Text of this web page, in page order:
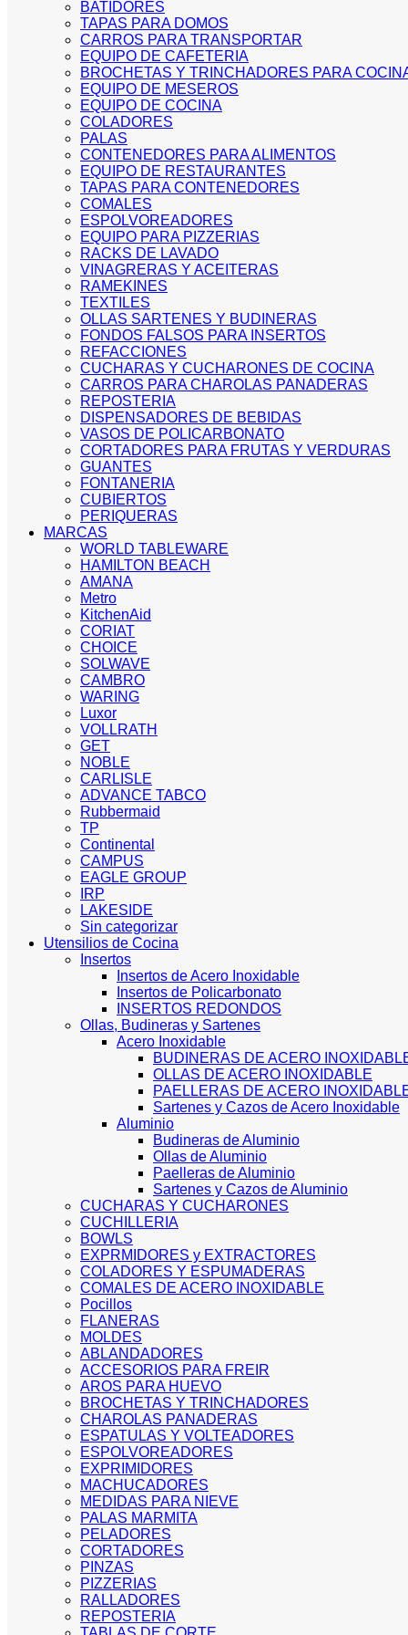
BATIDORES
TAPAS PARA DOMOS
CARROS PARA TRANSPORTAR
EQUIPO DE CAFETERIA
BROCHETAS Y TRINCHADORES PARA
EQUIPO DE MESEROS
EQUIPO DE COCINA
COLADORES
PALAS
CONTENEDORES PARA ALIMENTOS
EQUIPO DE RESTAURANTES
TAPAS PARA CONTENEDORES
COMALES
ESPOLVOREADORES
EQUIPO PARA PIZZERIAS
RACKS DE LAVADO
VINAGRERAS Y ACEITERAS
RAMEKINES
TEXTILES
OLLAS SARTENES Y BUDINERAS
FONDOS FALSOS PARA INSERTOS
REFACCIONES
CUCHARAS Y CUCHARONES DE COCINA
CARROS PARA CHAROLAS PANADERAS
REPOSTERIA
DISPENSADORES DE BEBIDAS
VASOS DE POLICARBONATO
CORTADORES PARA FRUTAS Y VERDURAS
GUANTES
FONTANERIA
CUBIERTOS
PERIQUERAS
MARCAS
WORLD TABLEWARE
HAMILTON BEACH
AMANA
Metro
KitchenAid
CORIAT
CHOICE
SOLWAVE
CAMBRO
WARING
Luxor
VOLLRATH
GET
NOBLE
CARLISLE
ADVANCE TABCO
Rubbermaid
TP
Continental
CAMPUS
EAGLE GROUP
IRP
LAKESIDE
Sin categorizar
Utensilios de Cocina
Insertos
Insertos de Acero Inoxidable
Insertos de Policarbonato
INSERTOS REDONDOS
Ollas, Budineras y Sartenes
Acero Inoxidable
BUDINERAS DE ACERO
OLLAS DE ACERO INOXIDABLE
PAELLERAS DE ACERO
Sartenes y Cazos de Acero Inoxidable
Aluminio
Budineras de Aluminio
Ollas de Aluminio
Paelleras de Aluminio
Sartenes y Cazos de Aluminio
CUCHARAS Y CUCHARONES
CUCHILLERIA
BOWLS
EXPRMIDORES y EXTRACTORES
COLADORES Y ESPUMADERAS
COMALES DE ACERO INOXIDABLE
Pocillos
FLANERAS
MOLDES
ABLANDADORES
ACCESORIOS PARA FREIR
AROS PARA HUEVO
BROCHETAS Y TRINCHADORES
CHAROLAS PANADERAS
ESPATULAS Y VOLTEADORES
ESPOLVOREADORES
EXPRIMIDORES
MACHUCADORES
MEDIDAS PARA NIEVE
PALAS MARMITA
PELADORES
CORTADORES
PINZAS
PIZZERIAS
RALLADORES
REPOSTERIA